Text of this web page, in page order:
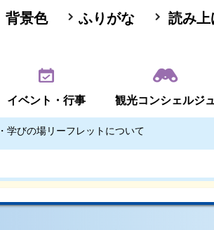
背景色 ふりがな 読み上
イベント・行事 観光コンシェルジ
学びの場リーフレットについて